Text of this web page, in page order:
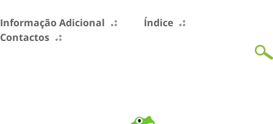
Informação Adicional
Índice
Contactos